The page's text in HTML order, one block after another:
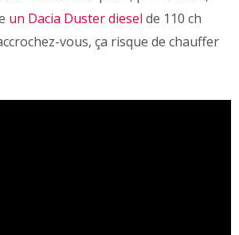
un Dacia Duster diesel de 110 ch
vous, ça risque de chauffer